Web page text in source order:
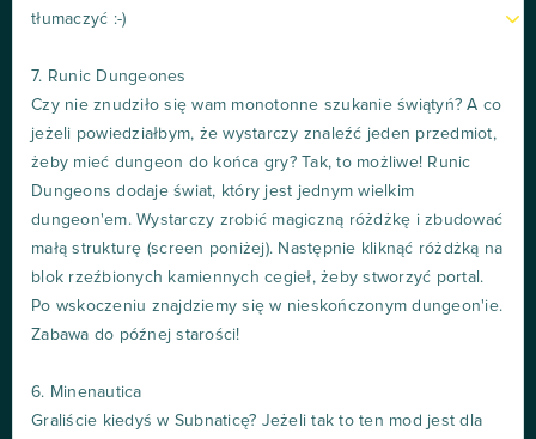
tłumaczyć :-)
7. Runic Dungeones
Czy nie znudziło się wam monotonne szukanie świątyń? A co
jeżeli powiedziałbym, że wystarczy znaleźć jeden przedmiot,
żeby mieć dungeon do końca gry? Tak, to możliwe! Runic
Dungeons dodaje świat, który jest jednym wielkim
dungeon'em. Wystarczy zrobić magiczną różdżkę i zbudować
małą strukturę (screen poniżej). Następnie kliknąć różdżką na
blok rzeźbionych kamiennych cegieł, żeby stworzyć portal.
Po wskoczeniu znajdziemy się w nieskończonym dungeon'ie.
Zabawa do późnej starości!
6. Minenautica
Graliście kiedyś w Subnaticę? Jeżeli tak to ten mod jest dla